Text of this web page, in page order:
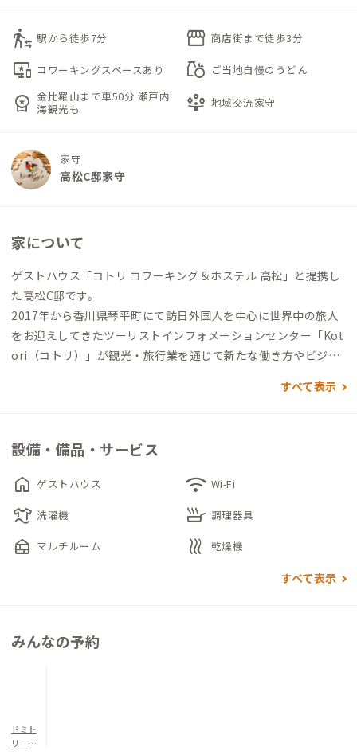
transfer_within_a_station 駅から徒歩7分 storefront 商店街まで徒歩3分
important_devices コワーキングスペースあり grocery ご当地自慢のうどん
workspace_premium 金比羅山まで車50分 瀬戸内
海観光も
person_play 地域交流家守
家守
高松C邸家守
家について
ゲストハウス「コトリ コワーキング＆ホステル 高松」と提携し
た高松C邸です。
2017年から香川県琴平町にて訪日外国人を中心に世界中の旅人
をお迎えしてきたツーリストインフォメーションセンター「Kot
ori（コトリ）」が観光・旅行業を通じて新たな働き方やビジネ
ンさせた “Coworking ＆ Hostel”。単なるコワーキングスペー
1階部分は一般の方も利用できるコワーキングスペースであり、
無料Wi-Fi、コンセント、会議室を完備しています。廃材等をア
ップサイクルした暖かみのある空間は、個々の作業だけでな
く、くつろいだ雰囲気の中で利用者同士の交流によって刺激や
すべて表示
設備・備品・サービス
home ゲストハウス wifi Wi-Fi
laundry 洗濯機 skillet 調理器具
nest_multi_room マルチルーム heat 乾燥機
すべて表示
みんなの予約
ドミト
リー20